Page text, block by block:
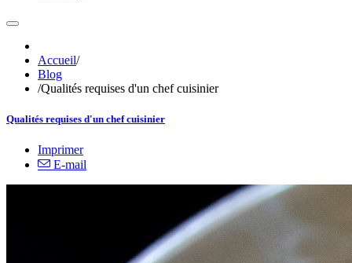
Accueil/
Blog
/Qualités requises d'un chef cuisinier
Qualités requises d'un chef cuisinier
Imprimer
E-mail